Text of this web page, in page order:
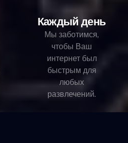
Каждый день
Мы заботимся,
чтобы Ваш
интернет был
быстрым для
любых
развлечений.